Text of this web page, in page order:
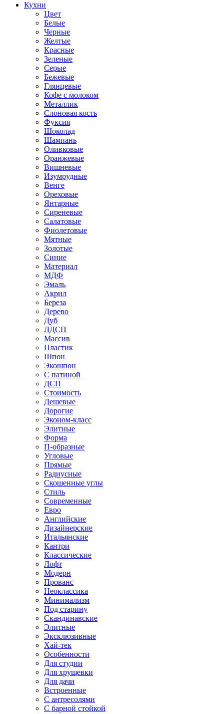
Кухни
Цвет
Белые
Черные
Желтые
Красные
Зеленые
Серые
Бежевые
Глянцевые
Кофе с молоком
Металлик
Слоновая кость
Фуксия
Шоколад
Шампань
Оливковые
Оранжевые
Вишневые
Изумрудные
Венге
Ореховые
Янтарные
Сиреневые
Салатовые
Фиолетовые
Мятные
Золотые
Синие
Материал
МДФ
Эмаль
Акрил
Береза
Дерево
Дуб
ЛДСП
Массив
Пластик
Шпон
Экошпон
С патиной
ДСП
Стоимость
Дешевые
Дорогие
Эконом-класс
Элитные
Форма
П-образные
Угловые
Прямые
Радиусные
Скошенные углы
Стиль
Современные
Евро
Английские
Дизайнерские
Итальянские
Кантри
Классические
Лофт
Модерн
Прованс
Неоклассика
Минимализм
Под старину
Скандинавские
Элитные
Эксклюзивные
Хай-тек
Особенности
Для студии
Для хрущевки
Для дачи
Встроенные
С антресолями
С барной стойкой